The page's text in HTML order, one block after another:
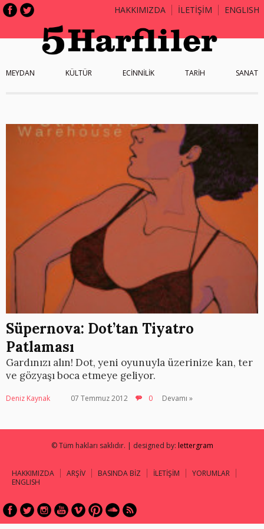
HAKKIMIZDA İLETİŞİM ENGLISH
MEYDAN KÜLTÜR ECİNNİLİK TARİH SANAT
Süpernova: Dot’tan Tiyatro
Patlaması
Gardınızı alın! Dot, yeni oyunuyla üzerinize kan, ter
ve gözyaşı boca etmeye geliyor.
Deniz Kaynak 07 Temmuz 2012 0 Devamı »
© Tüm hakları saklıdır. | designed by: lettergram
HAKKIMIZDA ARŞİV BASINDA BİZ İLETİŞİM
YORUMLAR
ENGLISH